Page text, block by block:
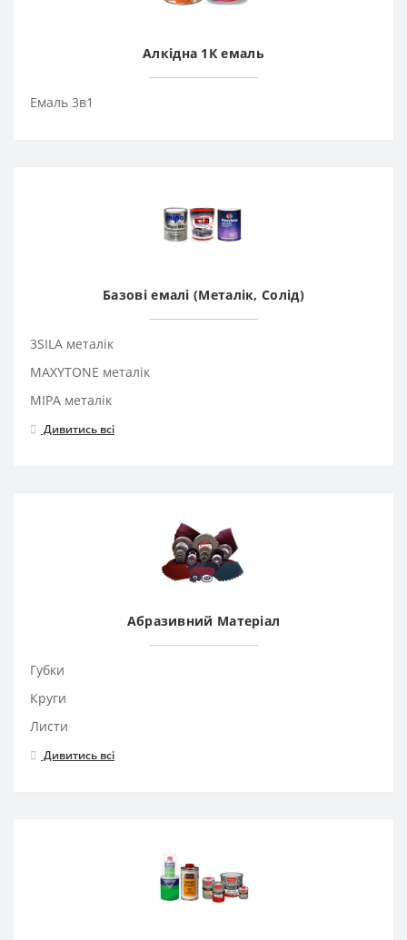
Алкідна 1К емаль
Емаль 3в1
Базові емалі (Металік, Солід)
3SILA металік
MAXYTONE металік
MIPA металік
Дивитись всі
Абразивний Матеріал
Губки
Круги
Листи
Дивитись всі